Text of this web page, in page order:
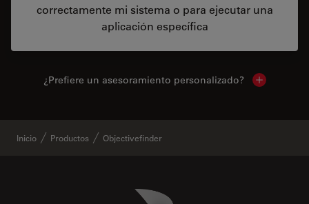
correctamente mi sistema o para ejecutar una
aplicación específica
¿Prefiere un asesoramiento personalizado? Show local
Inicio Productos Objectivefinder
Danaher Logo